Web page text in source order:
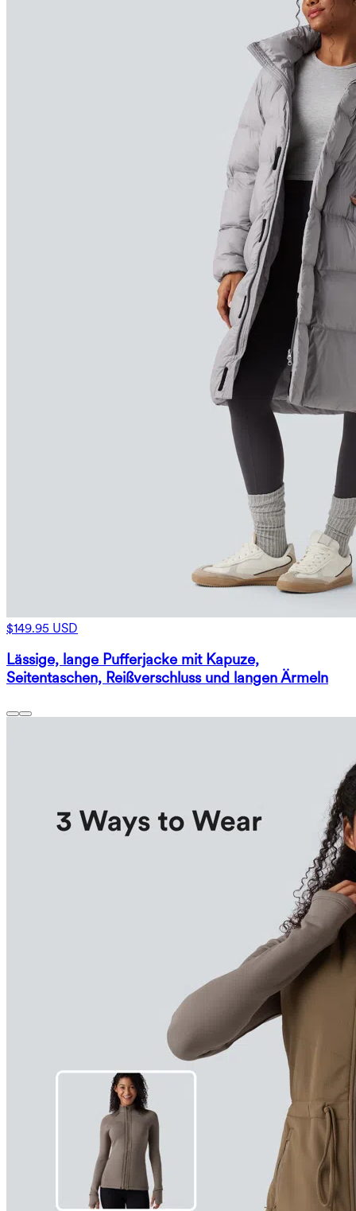
$149.95 USD
Lässige, lange Pufferjacke mit Kapuze,
Seitentaschen, Reißverschluss und langen Ärmeln